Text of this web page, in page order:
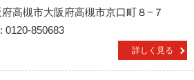
府高槻市大阪府高槻市京口町８−７
0120-850683
詳しく見る